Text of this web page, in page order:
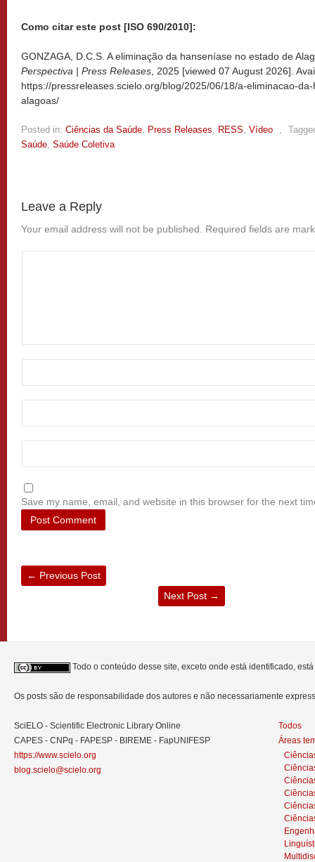
Como citar este post [ISO 690/2010]:
GONZAGA, D.C.S. A eliminação da hanseníase no estado de
Perspectiva | Press Releases, 2025 [viewed 07 August 2026].
https://pressreleases.scielo.org/blog/2025/06/18/a-eliminacao-
alagoas/
Posted in: Ciências da Saúde, Press Releases, RESS, Vídeo ,
Saúde, Saúde Coletiva
Leave a Reply
Your email address will not be published. Required fields are
Save my name, email, and website in this browser for the next
← Previous Post
Next Post →
Todo o conteúdo desse site, exceto onde está identificado,
Os posts são de responsabilidade dos autores e não necessariamente
SciELO - Scientific Electronic Library Online
CAPES - CNPq - FAPESP - BIREME - FapUNIFESP
https://www.scielo.org
blog.scielo@scielo.org
Todos
Áreas